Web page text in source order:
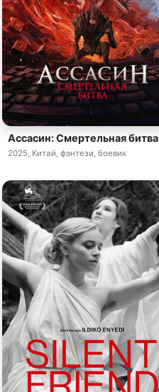
Ассасин: Смертельная битва
2025, Китай, фэнтези, боевик